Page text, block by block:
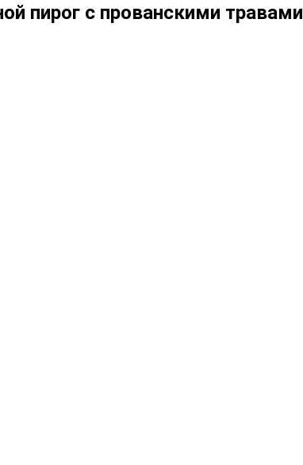
пирог с прованскими травами